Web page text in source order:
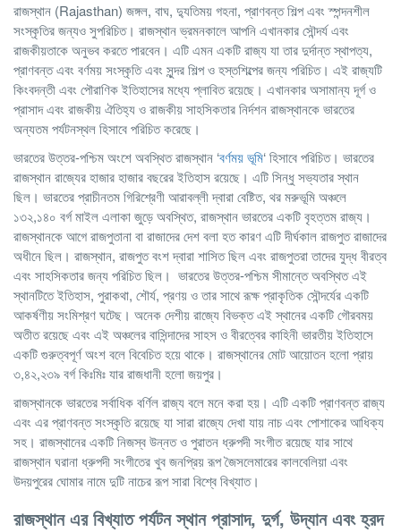
রাজস্থান (Rajasthan) জঙ্গল, বাঘ, দ্যুতিময় গহনা, প্রাণবন্ত শিল্প এবং স্পন্দনশীল
সংস্কৃতির জন্যও সুপরিচিত। রাজস্থান ভ্রমনকালে আপনি এখানকার সৌন্দর্য এবং
রাজকীয়তাকে অনুভব করতে পারবেন। এটি এমন একটি রাজ্য যা তার দুর্দান্ত স্থাপত্য,
প্রাণবন্ত এবং বর্ণময় সংস্কৃতি এবং সুন্দর শিল্প ও হস্তশিল্পের জন্য পরিচিত। এই রাজ্যটি
কিংবদন্তী এবং পৌরাণিক ইতিহাসের মধ্যে প্লাবিত রয়েছে। এখানকার অসামান্য দূর্গ ও
প্রাসাদ এবং রাজকীয় ঐতিহ্য ও রাজকীয় সাহসিকতার নির্দশন রাজস্থানকে ভারতের
অন্যতম পর্যটনস্থল হিসাবে পরিচিত করেছে।
ভারতের উত্তর-পশ্চিম অংশে অবস্থিত রাজস্থান ‘বর্ণময় ভূমি‘ হিসাবে পরিচিত। ভারতের
রাজস্থান রাজ্যের হাজার হাজার বছরের ইতিহাস রয়েছে। এটি সিন্ধু সভ্যতার স্থান
ছিল। ভারতের প্রাচীনতম গিরিশ্রেণী আরাবল্লী দ্বারা বেষ্টিত, থর মরুভূমি অঞ্চলে
১৩২,১৪০ বর্গ মাইল এলাকা জুড়ে অবস্থিত, রাজস্থান ভারতের একটি বৃহত্তম রাজ্য।
রাজস্থানকে আগে রাজপুতানা বা রাজাদের দেশ বলা হত কারণ এটি দীর্ঘকাল রাজপুত রাজাদের
অধীনে ছিল। রাজস্থান, রাজপুত বংশ দ্বারা শাসিত ছিল এবং রাজপুতরা তাদের যুদ্ধ বীরত্ব
এবং সাহসিকতার জন্য পরিচিত ছিল। ভারতের উত্তর-পশ্চিম সীমান্তে অবস্থিত এই
স্থানটিতে ইতিহাস, পুরাকথা, শৌর্য, প্রণয় ও তার সাথে রূক্ষ প্রাকৃতিক সৌন্দর্যের একটি
আকর্ষণীয় সংমিশ্রণ ঘটেছ। অনেক দেশীয় রাজ্যে বিভক্ত এই স্থানের একটি গৌরবময়
অতীত রয়েছে এবং এই অঞ্চলের বাসিন্দাদের সাহস ও বীরত্বের কাহিনী ভারতীয় ইতিহাসে
একটি গুরুত্বপূর্ণ অংশ বলে বিবেচিত হয়ে থাকে। রাজস্থানের মোট আয়োতন হলো প্রায়
৩,৪২,২৩৯ বর্গ কিঃমিঃ যার রাজধানী হলো জয়পুর।
রাজস্থানকে ভারতের সর্বাধিক বর্ণিল রাজ্য বলে মনে করা হয়। এটি একটি প্রাণবন্ত রাজ্য
এবং এর প্রাণবন্ত সংস্কৃতি রয়েছে যা সারা রাজ্যে দেখা যায় নাচ এবং পোশাকের আধিক্য
সহ। রাজস্থানের একটি নিজস্ব উন্নত ও পুরাতন ধ্রুপদী সংগীত রয়েছে যার সাথে
রাজস্থান ঘরানা ধ্রুপদী সংগীতের খুব জনপ্রিয় রূপ জৈসলেমারের কালবেলিয়া এবং
উদয়পুরের ঘোমার নামে দুটি নাচের রূপ সারা বিশ্বে বিখ্যাত।
রাজস্থান এর বিখ্যাত পর্যটন স্থান প্রাসাদ, দুর্গ, উদ্যান এবং হ্রদ